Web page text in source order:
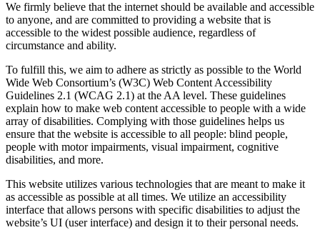
We firmly believe that the internet should be available and accessible
to anyone, and are committed to providing a website that is
accessible to the widest possible audience, regardless of
circumstance and ability.
To fulfill this, we aim to adhere as strictly as possible to the World
Wide Web Consortium’s (W3C) Web Content Accessibility
Guidelines 2.1 (WCAG 2.1) at the AA level. These guidelines
explain how to make web content accessible to people with a wide
array of disabilities. Complying with those guidelines helps us
ensure that the website is accessible to all people: blind people,
people with motor impairments, visual impairment, cognitive
disabilities, and more.
This website utilizes various technologies that are meant to make it
as accessible as possible at all times. We utilize an accessibility
interface that allows persons with specific disabilities to adjust the
website’s UI (user interface) and design it to their personal needs.